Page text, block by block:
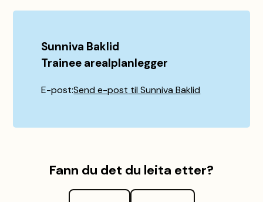
Sunniva Baklid
Trainee arealplanlegger
E-postSend e-post til Sunniva Baklid
Fann du det du leita etter?